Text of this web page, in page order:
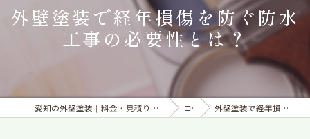
外壁塗装で経年損傷を防ぐ防水
工事の必要性とは？
愛知の外壁塗装｜料金・見積り｜塗り替えなら「株式会社To be innovation.」へ コラム 外壁塗装で経年損傷を防ぐ防水工事の必要性とは？